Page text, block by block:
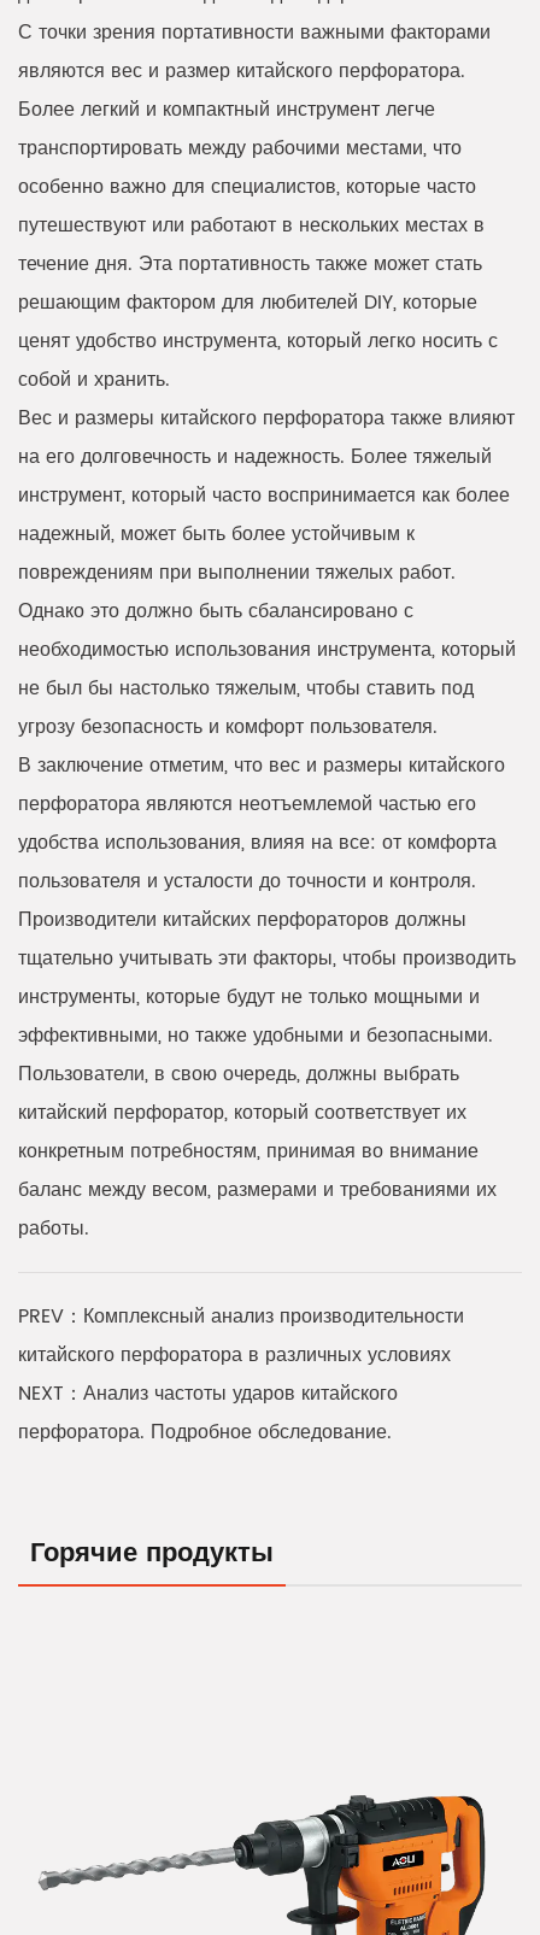
С точки зрения портативности важными факторами
являются вес и размер китайского перфоратора.
Более легкий и компактный инструмент легче
транспортировать между рабочими местами, что
особенно важно для специалистов, которые часто
путешествуют или работают в нескольких местах в
течение дня. Эта портативность также может стать
решающим фактором для любителей DIY, которые
ценят удобство инструмента, который легко носить с
собой и хранить.
Вес и размеры китайского перфоратора также влияют
на его долговечность и надежность. Более тяжелый
инструмент, который часто воспринимается как более
надежный, может быть более устойчивым к
повреждениям при выполнении тяжелых работ.
Однако это должно быть сбалансировано с
необходимостью использования инструмента, который
не был бы настолько тяжелым, чтобы ставить под
угрозу безопасность и комфорт пользователя.
В заключение отметим, что вес и размеры китайского
перфоратора являются неотъемлемой частью его
удобства использования, влияя на все: от комфорта
пользователя и усталости до точности и контроля.
Производители китайских перфораторов должны
тщательно учитывать эти факторы, чтобы производить
инструменты, которые будут не только мощными и
эффективными, но также удобными и безопасными.
Пользователи, в свою очередь, должны выбрать
китайский перфоратор, который соответствует их
конкретным потребностям, принимая во внимание
баланс между весом, размерами и требованиями их
работы.
PREV：Комплексный анализ производительности
китайского перфоратора в различных условиях
NEXT：Анализ частоты ударов китайского
перфоратора. Подробное обследование.
Горячие продукты